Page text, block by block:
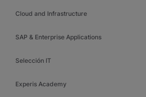
Cloud and Infrastructure
SAP & Enterprise Applications
Selección IT
Experis Academy